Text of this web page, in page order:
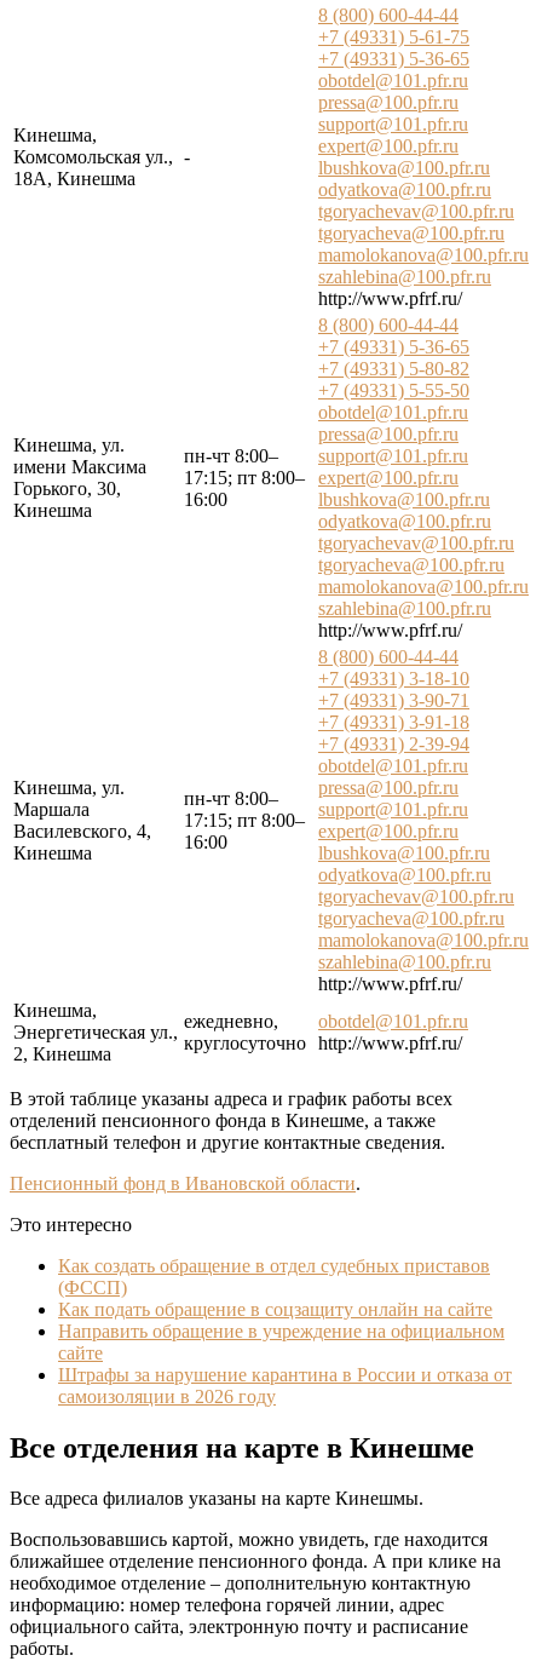
Кинешма,
Комсомольская ул.,
18А, Кинешма
-
8 (800) 600-44-44
+7 (49331) 5-61-75
+7 (49331) 5-36-65
obotdel@101.pfr.ru
pressa@100.pfr.ru
support@101.pfr.ru
expert@100.pfr.ru
lbushkova@100.pfr.ru
odyatkova@100.pfr.ru
tgoryachevav@100.pfr.ru
tgoryacheva@100.pfr.ru
mamolokanova@100.pfr.ru
szahlebina@100.pfr.ru
http://www.pfrf.ru/
Кинешма, ул.
имени Максима
Горького, 30,
Кинешма
пн-чт 8:00–
17:15; пт 8:00–
16:00
8 (800) 600-44-44
+7 (49331) 5-36-65
+7 (49331) 5-80-82
+7 (49331) 5-55-50
obotdel@101.pfr.ru
pressa@100.pfr.ru
support@101.pfr.ru
expert@100.pfr.ru
lbushkova@100.pfr.ru
odyatkova@100.pfr.ru
tgoryachevav@100.pfr.ru
tgoryacheva@100.pfr.ru
mamolokanova@100.pfr.ru
szahlebina@100.pfr.ru
http://www.pfrf.ru/
Кинешма, ул.
Маршала
Василевского, 4,
Кинешма
пн-чт 8:00–
17:15; пт 8:00–
16:00
8 (800) 600-44-44
+7 (49331) 3-18-10
+7 (49331) 3-90-71
+7 (49331) 3-91-18
+7 (49331) 2-39-94
obotdel@101.pfr.ru
pressa@100.pfr.ru
support@101.pfr.ru
expert@100.pfr.ru
lbushkova@100.pfr.ru
odyatkova@100.pfr.ru
tgoryachevav@100.pfr.ru
tgoryacheva@100.pfr.ru
mamolokanova@100.pfr.ru
szahlebina@100.pfr.ru
http://www.pfrf.ru/
Кинешма,
Энергетическая ул.,
2, Кинешма
ежедневно,
круглосуточно
obotdel@101.pfr.ru
http://www.pfrf.ru/
В этой таблице указаны адреса и график работы всех
отделений пенсионного фонда в Кинешме, а также
бесплатный телефон и другие контактные сведения.
Пенсионный фонд в Ивановской области.
Это интересно
Как создать обращение в отдел судебных приставов
(ФССП)
Как подать обращение в соцзащиту онлайн на сайте
Направить обращение в учреждение на официальном
сайте
Штрафы за нарушение карантина в России и отказа от
самоизоляции в 2026 году
Все отделения на карте в Кинешме
Все адреса филиалов указаны на карте Кинешмы.
Воспользовавшись картой, можно увидеть, где находится
ближайшее отделение пенсионного фонда. А при клике на
необходимое отделение – дополнительную контактную
информацию: номер телефона горячей линии, адрес
официального сайта, электронную почту и расписание
работы.